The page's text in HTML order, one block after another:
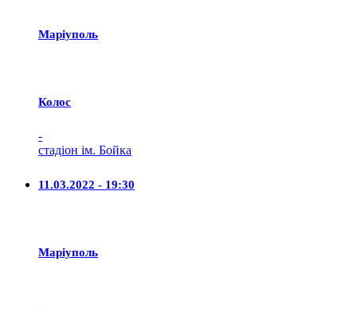
Маріуполь
Колос
-
стадіон ім. Бойка
11.03.2022 - 19:30
Маріуполь